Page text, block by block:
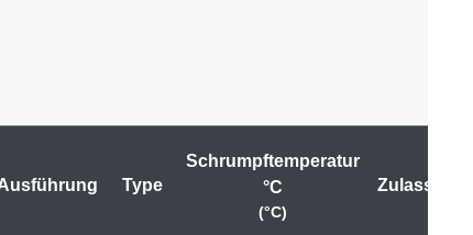
Type
Schrumpftemperatur
°C
(°C)
Zulassung